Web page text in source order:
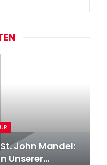
John Mandel:
Unserer…